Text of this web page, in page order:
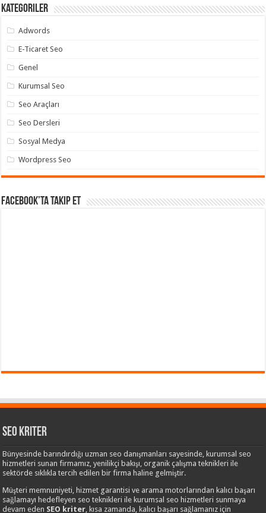
Kategoriler
Adwords
E-Ticaret Seo
Genel
Kurumsal Seo
Seo Araçları
Seo Dersleri
Sosyal Medya
Wordpress Seo
Facebook’ta takip et
Seo Kriter
Bünyesinde barındırdığı uzman seo danışmanları sayesinde, kurumsal seo
hizmetleri sunan firmamız, yenilikçi bakışı, organik çalışma teknikleri ile
sektörde sıklıkla tercih edilen bir firma haline gelmiştir.
Müşteri memnuniyeti, hizmet garantisi ve arama motorlarından kalıcı başarı
sağlamayı hedefleyen seo teknikleri ile kurumsal seo hizmetleri sunmaya
devam eden SEO kriter , kısa zamanda, kalıcı başarı sağlamanız için